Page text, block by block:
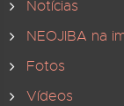
Notícias
NEOJIBA na
Fotos
Vídeos